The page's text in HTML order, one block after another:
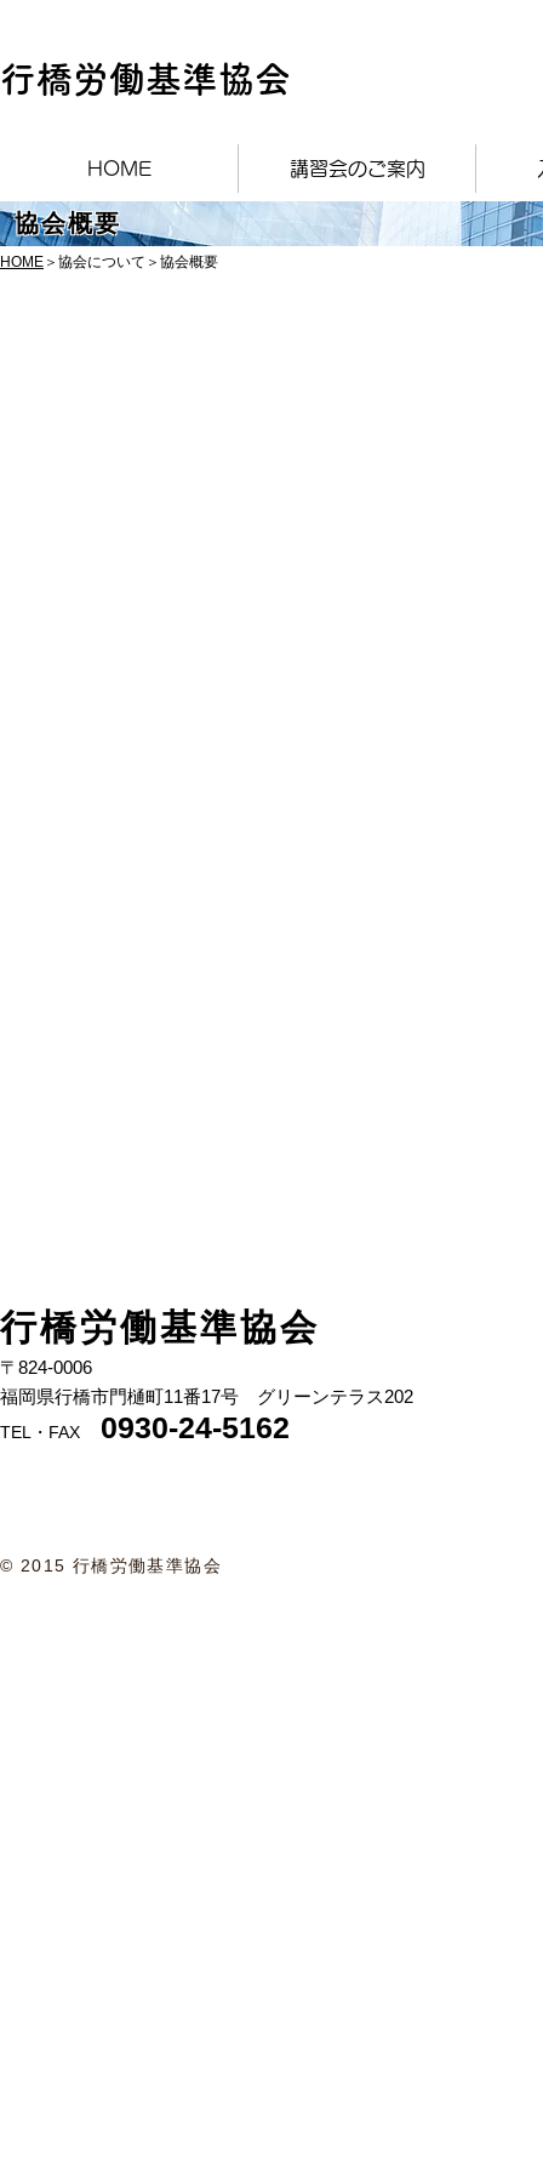
行橋労働基準協会
HOME 講習会のご案内
協会概要
HOME ＞協会について＞協会概要
行橋労働基準協会
〒824-0006
福岡県行橋市門樋町11番17号 グリーンテラス202
TEL・FAX 0930-24-5162
© 2015 行橋労働基準協会